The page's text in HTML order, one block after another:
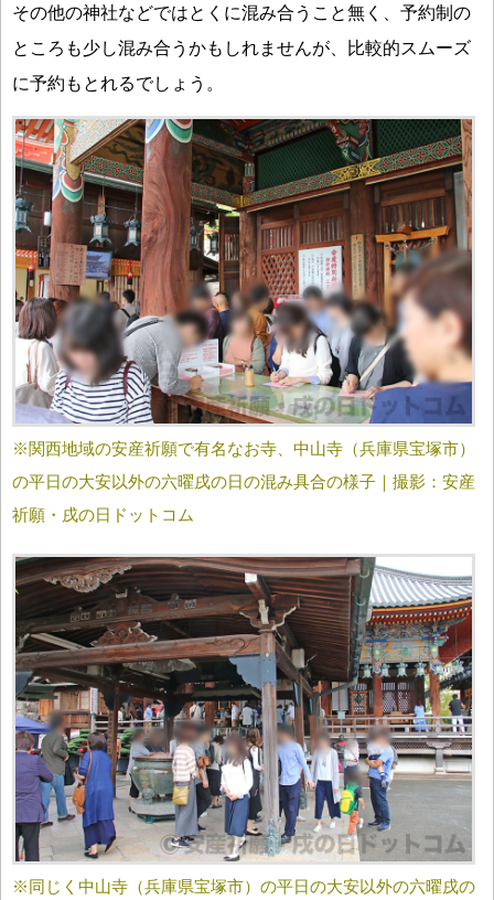
その他の神社などではとくに混み合うこと無く、予約制の
ところも少し混み合うかもしれませんが、比較的スムーズ
に予約もとれるでしょう。
※関西地域の安産祈願で有名なお寺、中山寺（兵庫県宝塚市）
の平日の大安以外の六曜戌の日の混み具合の様子｜撮影：安産
祈願・戌の日ドットコム
※同じく中山寺（兵庫県宝塚市）の平日の大安以外の六曜戌の